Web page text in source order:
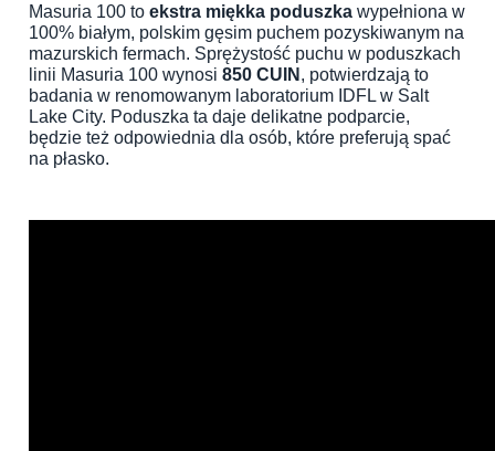
Masuria 100 to ekstra miękka poduszka wypełniona w
100% białym, polskim gęsim puchem pozyskiwanym na
mazurskich fermach. Sprężystość puchu w poduszkach
linii Masuria 100 wynosi 850 CUIN , potwierdzają to
badania w renomowanym laboratorium IDFL w Salt
Lake City. Poduszka ta daje delikatne podparcie,
będzie też odpowiednia dla osób, które preferują spać
na płasko.